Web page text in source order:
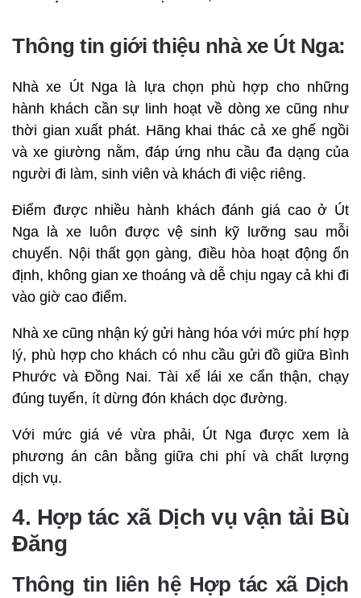
Thông tin giới thiệu nhà xe Út Nga:
Nhà xe Út Nga là lựa chọn phù hợp cho những
hành khách cần sự linh hoạt về dòng xe cũng như
thời gian xuất phát. Hãng khai thác cả xe ghế ngồi
và xe giường nằm, đáp ứng nhu cầu đa dạng của
người đi làm, sinh viên và khách đi việc riêng.
Điểm được nhiều hành khách đánh giá cao ở Út
Nga là xe luôn được vệ sinh kỹ lưỡng sau mỗi
chuyến. Nội thất gọn gàng, điều hòa hoạt động ổn
định, không gian xe thoáng và dễ chịu ngay cả khi đi
vào giờ cao điểm.
Nhà xe cũng nhận ký gửi hàng hóa với mức phí hợp
lý, phù hợp cho khách có nhu cầu gửi đồ giữa Bình
Phước và Đồng Nai. Tài xế lái xe cẩn thận, chạy
đúng tuyến, ít dừng đón khách dọc đường.
Với mức giá vé vừa phải, Út Nga được xem là
phương án cân bằng giữa chi phí và chất lượng
dịch vụ.
4. Hợp tác xã Dịch vụ vận tải Bù
Đăng
Thông tin liên hệ Hợp tác xã Dịch